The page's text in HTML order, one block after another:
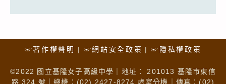
☞著作權聲明 ☞網站安全政策 ☞隱私權政策
©2022 國立基隆女子高級中學｜地址： 201013 基隆市東信
路 324 號｜總機：(02) 2427-8274 處室分機｜傳真：(02)